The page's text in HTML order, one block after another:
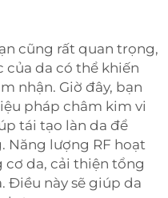
cũng rất quan trọng,
của da có thể khiến
nhận. Giờ đây, bạn
pháp châm kim vi
tái tạo làn da để
Năng lượng RF hoạt
cơ da, cải thiện tổng
Điều này sẽ giúp da